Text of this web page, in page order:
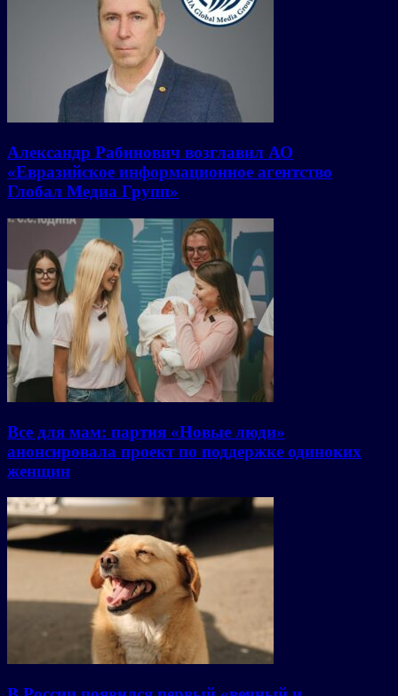
Александр Рабинович возглавил АО
«Евразийское информационное агентство
Глобал Медиа Групп»
Все для мам: партия «Новые люди»
анонсировала проект по поддержке одиноких
женщин